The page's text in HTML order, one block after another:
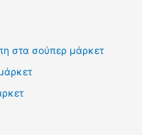
στα σούπερ μάρκετ